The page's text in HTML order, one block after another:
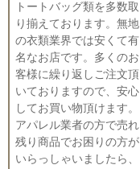
トートバッグ類を多数取
り揃えております。無地
の衣類業界では安くて有
名なお店です。多くのお
客様に繰り返しご注文頂
いておりますので、安心
してお買い物頂けます。
アパレル業者の方で売れ
残り商品でお困りの方が
いらっしゃいましたら、